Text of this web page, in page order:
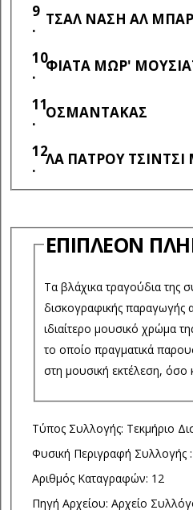
9 ΤΣΑΛ ΝΑΣΗ ΑΛ
10ΦΙΑΤΑ ΜΩΡ'
11ΟΣΜΑΝΤΑΚΑΣ
12ΛΑ ΠΑΤΡΟΥ
ΕΠΙΠΛΈΟΝ
Τα βλάχικα τραγούδια της
δισκογραφικής παραγωγής
ιδιαίτερο μουσικό χρώμα
το οποίο πραγματικά
στη μουσική εκτέλεση, όσο
Τύπος Συλλογής: Τεκμήριο
Φυσική Περιγραφή Συλλογής :
Αριθμός Καταγραφών: 12
Πηγή Αρχείου: Αρχείο